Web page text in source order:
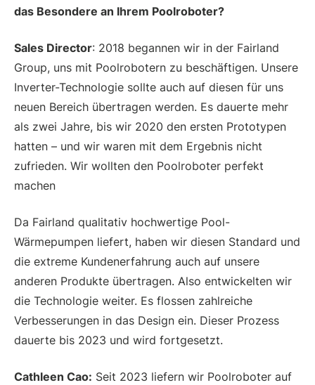
das Besondere an Ihrem Poolroboter?
Sales Director: 2018 begannen wir in der Fairland
Group, uns mit Poolrobotern zu beschäftigen. Unsere
Inverter-Technologie sollte auch auf diesen für uns
neuen Bereich übertragen werden. Es dauerte mehr
als zwei Jahre, bis wir 2020 den ersten Prototypen
hatten – und wir waren mit dem Ergebnis nicht
zufrieden. Wir wollten den Poolroboter perfekt
machen
Da Fairland qualitativ hochwertige Pool-
Wärmepumpen liefert, haben wir diesen Standard und
die extreme Kundenerfahrung auch auf unsere
anderen Produkte übertragen. Also entwickelten wir
die Technologie weiter. Es flossen zahlreiche
Verbesserungen in das Design ein. Dieser Prozess
dauerte bis 2023 und wird fortgesetzt.
Cathleen Cao: Seit 2023 liefern wir Poolroboter auf